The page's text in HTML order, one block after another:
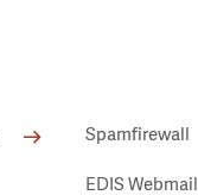
Spamfirewall
EDIS Webmail